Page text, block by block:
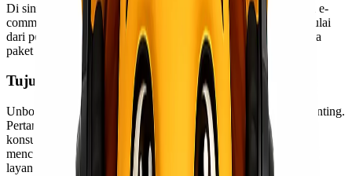
Di sinilah jasa ekspedisi memainkan peranan vital dalam dunia e-
commerce, memastikan pengalaman berbelanja tetap positif mulai
dari pemesanan hingga saat pelanggan menerima dan membuka
paket mereka.
Tujuan Unboxing Barang Ekspedisi
Unboxing dalam jasa ekspedisi memiliki tujuan yang cukup penting.
Pertama, proses ini memberikan pengalaman langsung kepada
konsumen saat menerima barang. Momen unboxing dapat
menciptakan kesan awal yang mendalam terhadap produk dan
layanan.